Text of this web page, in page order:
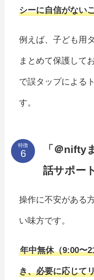
シーに自信がない
例えば、子ども用
まとめて保護して
で誤タップによる
す。
特徴
「＠nifty
話サポー
操作に不安がある
い味方です。
年中無休（9:00〜
き、必要に応じて